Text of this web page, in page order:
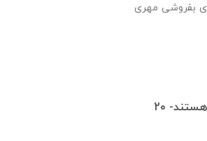
بفروشی مهری
قدم هایت را محکم تر بردار، یاوران درکنارت هستند- ۲۰